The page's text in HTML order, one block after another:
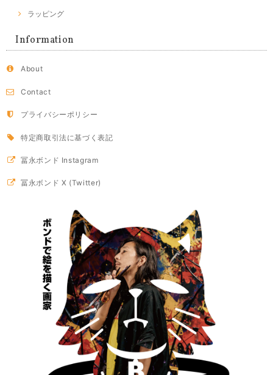
ラッピング
Information
About
Contact
プライバシーポリシー
特定商取引法に基づく表記
冨永ボンド Instagram
冨永ボンド X (Twitter)